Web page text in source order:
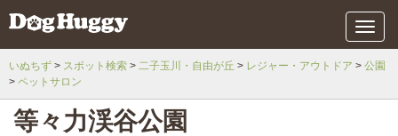
メ
ニ
ュ
いぬちず スポット検索 二子玉川・自由が丘 レジャー・アウトドア
公園
ペットサロン
等々力渓谷公園